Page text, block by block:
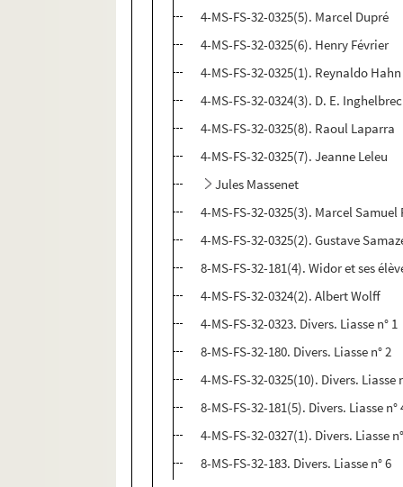
4-MS-FS-32-0325(5). Marcel Dupré
4-MS-FS-32-0325(6). Henry Février
4-MS-FS-32-0325(1). Reynaldo Hahn
4-MS-FS-32-0324(3). D. E.
4-MS-FS-32-0325(8). Raoul Laparra
4-MS-FS-32-0325(7). Jeanne Leleu
Jules Massenet
4-MS-FS-32-0325(3). Marcel Samuel
4-MS-FS-32-0325(2). Gustave
8-MS-FS-32-181(4). Widor et ses
4-MS-FS-32-0324(2). Albert Wolff
4-MS-FS-32-0323. Divers. Liasse n° 1
8-MS-FS-32-180. Divers. Liasse n° 2
4-MS-FS-32-0325(10). Divers. Liasse
8-MS-FS-32-181(5). Divers. Liasse n°
4-MS-FS-32-0327(1). Divers. Liasse
8-MS-FS-32-183. Divers. Liasse n° 6